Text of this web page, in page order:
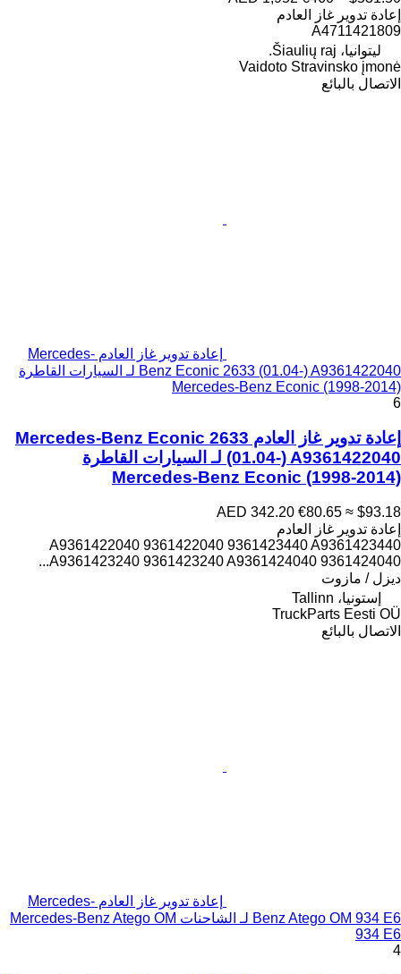
إعادة تدوير غاز العادم
A4711421809
ليتوانيا، Šiaulių raj.
Vaidoto Stravinsko įmonė
الاتصال بالبائع
إعادة تدوير غاز العادم Mercedes-
Benz Econic 2633 (01.04-) A9361422040 لـ السيارات القاطرة
Mercedes-Benz Econic (1998-2014)
6
إعادة تدوير غاز العادم Mercedes-Benz Econic 2633
(01.04-) A9361422040 لـ السيارات القاطرة
Mercedes-Benz Econic (1998-2014)
AED 342.20 €80.65 ≈ $93.18
إعادة تدوير غاز العادم
A9361422040 9361422040 9361423440 A9361423440
A9361423240 9361423240 A9361424040 9361424040...
ديزل / مازوت
إستونيا، Tallinn
TruckParts Eesti OÜ
الاتصال بالبائع
إعادة تدوير غاز العادم Mercedes-
Benz Atego OM 934 E6 لـ الشاحنات Mercedes-Benz Atego OM
934 E6
4